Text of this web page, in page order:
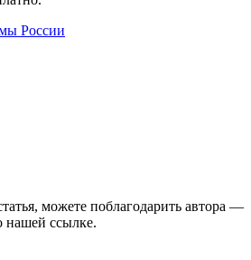
России
можете поблагодарить автора —
нашей ссылке.